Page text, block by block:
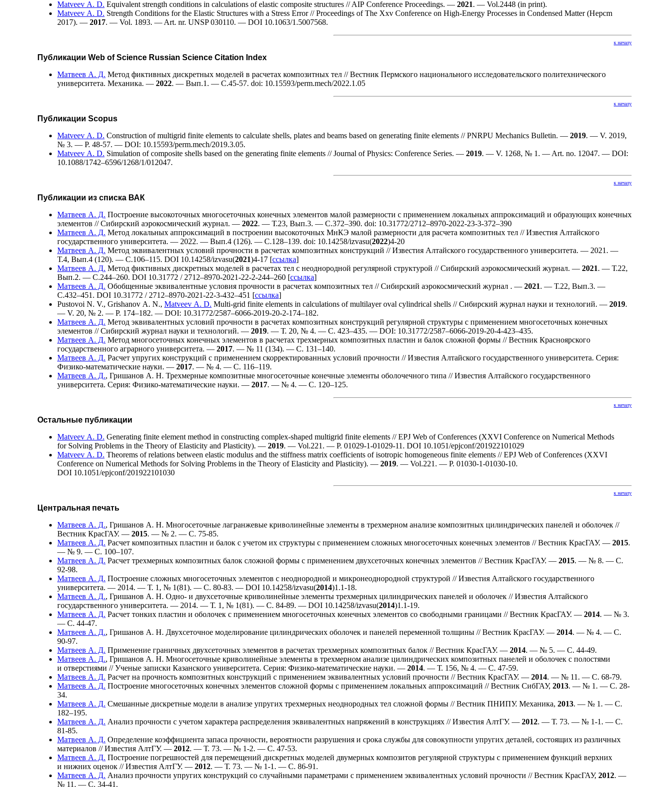
Matveev A. D. Equivalent strength conditions in calculations of elastic composite structures // AIP Conference Proceedings. — 2021. — Vol.2448 (in print).
Matveev A. D. Strength Conditions for the Elastic Structures with a Stress Error // Proceedings of The Xxv Conference on High-Energy Processes in Condensed Matter (Hepcm
2017). — 2017. — Vol. 1893. — Art. nr. UNSP 030110. — DOI 10.1063/1.5007568.
к началу
Публикации Web of Science Russian Science Citation Index
Матвеев А. Д. Метод фиктивных дискретных моделей в расчетах композитных тел // Вестник Пермского национального исследовательского политехнического
университета. Механика. — 2022. — Вып.1. — C.45-57. doi: 10.15593/perm.mech/2022.1.05
к началу
Публикации Scopus
Matveev A. D. Construction of multigrid finite elements to calculate shells, plates and beams based on generating finite elements // PNRPU Mechanics Bulletin. — 2019. — V. 2019,
№ 3. — P. 48-57. — DOI: 10.15593/perm.mech/2019.3.05.
Matveev A. D. Simulation of composite shells based on the generating finite elements // Journal of Physics: Conference Series. — 2019. — V. 1268, № 1. — Art. no. 12047. — DOI:
10.1088/1742–6596/1268/1/012047.
к началу
Публикации из списка ВАК
Матвеев А. Д. Построение высокоточных многосеточных конечных элементов малой размерности с применением локальных аппроксимаций и образующих конечных
элементов // Сибирский аэрокосмический журнал. — 2022. — Т.23, Вып.3. — C.372–390. doi: 10.31772/2712–8970-2022-23-3-372–390
Матвеев А. Д. Метод локальных аппроксимаций в построении высокоточных МнКЭ малой размерности для расчета композитных тел // Известия Алтайского
государственного университета. — 2022. — Вып.4 (126). — C.1 28–139. doi: 10.14258/izvasu(2022)4-20
Матвеев А. Д. Метод эквивалентных условий прочности в расчетах композитных конструкций // Известия Алтайского государственного университета. — 2021. —
Т.4, Вып.4 (120). — C.106–115. DOI 10.14258/izvasu(2021)4-17 [ссылка]
Матвеев А. Д. Метод фиктивных дискретных моделей в расчетах тел с неоднородной регулярной структурой // Сибирский аэрокосмический журнал. — 2021. — Т.22,
Вып.2. — C.244–260. DOI 10.31772 / 2712–8970-2021-22-2-244–260 [ссылка]
Матвеев А. Д. Обобщенные эквивалентные условия прочности в расчетах композитных тел // Сибирский аэрокосмический журнал . — 2021. — Т.22, Вып.3. —
C.432–451 . DOI 10.31772 / 2712–8970-2021-22-3-432–451 [ссылка]
Pustovoi N. V., Grishanov A. N., Matveev A. D. Multi-grid finite elements in calculations of multilayer oval cylindrical shells // Сибирский журнал науки и технологий. — 2019.
— V. 20, № 2. — P. 1 74–182. — DOI: 10.31772/2587–6066-2019-20-2-1 74–182.
Матвеев А. Д. Метод эквивалентных условий прочности в расчетах композитных конструкций регулярной структуры с применением многосеточных конечных
элементов // Сибирский журнал науки и технологий. — 2019. — Т. 20, № 4. — С. 423–435. — DOI: 10.31772/2587–6066-2019-20-4-423–435.
Матвеев А. Д. Метод многосеточных конечных элементов в расчетах трехмерных композитных пластин и балок сложной формы // Вестник Красноярского
государственного аграрного университета. — 2017. — № 11 (134). — С. 131–140.
Матвеев А. Д. Расчет упругих конструкций с применением скорректированных условий прочности // Известия Алтайского государственного университета. Серия:
Физико-математические науки. — 2017. — № 4. — С. 116–119.
Матвеев А. Д., Гришанов А. Н. Трехмерные композитные многосеточные конечные элементы оболочечного типа // Известия Алтайского государственного
университета. Серия: Физико-математические науки. — 2017. — № 4. — С. 1 20–125.
к началу
Остальные публикации
Matveev A. D. Generating finite element method in constructing complex-shaped multigrid finite elements // EPJ Web of Conferences (XXVI Conference on Numerical Methods
for Solving Problems in the Theory of Elasticity and Plasticity). — 2019. — Vol.221. — P. 01029-1-01029-11. DOI 10.1051/epjconf/201922101029
Matveev A. D. Theorems of relations between elastic modulus and the stiffness matrix coefficients of isotropic homogeneous finite elements // EPJ Web of Conferences (XXVI
Conference on Numerical Methods for Solving Problems in the Theory of Elasticity and Plasticity). — 2019. — Vol.221. — P. 01030-1-01030-10.
DOI 10.1051/epjconf/201922101030
к началу
Центральная печать
Матвеев А. Д., Гришанов А. Н. Многосеточные лагранжевые криволинейные элементы в трехмерном анализе композитных цилиндрических панелей и оболочек //
Вестник КрасГАУ. — 2015. — № 2. — С. 75-85.
Матвеев А. Д. Расчет композитных пластин и балок с учетом их структуры с применением сложных многосеточных конечных элементов // Вестник КрасГАУ. — 2015.
— № 9. — С. 100–107.
Матвеев А. Д. Расчет трехмерных композитных балок сложной формы с применением двухсеточных конечных элементов // Вестник КрасГАУ. — 2015. — № 8. — С.
92-98.
Матвеев А. Д. Построение сложных многосеточных элементов с неоднородной и микронеоднородной структурой // Известия Алтайского государственного
университета. — 2014. — Т. 1, № 1(81). — С. 80-83. — DOI 10.14258/izvasu(2014)1.1-18.
Матвеев А. Д., Гришанов А. Н. Одно- и двухсеточные криволинейные элементы трехмерных цилиндрических панелей и оболочек // Известия Алтайского
государственного университета. — 2014. — Т. 1, № 1(81). — С. 84-89. — DOI 10.14258/izvasu(2014)1.1-19.
Матвеев А. Д. Расчет тонких пластин и оболочек с применением многосеточных конечных элементов со свободными границами // Вестник КрасГАУ. — 2014. — № 3.
— С. 44-47.
Матвеев А. Д., Гришанов А. Н. Двухсеточное моделирование цилиндрических оболочек и панелей переменной толщины // Вестник КрасГАУ. — 2014. — № 4. — С.
90-97.
Матвеев А. Д. Применение граничных двухсеточных элементов в расчетах трехмерных композитных балок // Вестник КрасГАУ. — 2014. — № 5. — С. 44-49.
Матвеев А. Д., Гришанов А. Н. Многосеточные криволинейные элементы в трехмерном анализе цилиндрических композитных панелей и оболочек с полостями
и отверстиями // Ученые записки Казанского университета. Серия: Физико-математические науки. — 2014. — Т. 156, № 4. — С. 47-59.
Матвеев А. Д. Расчет на прочность композитных конструкций с применением эквивалентных условий прочности // Вестник КрасГАУ. — 2014. — № 11. — С. 68-79.
Матвеев А. Д. Построение многосеточных конечных элементов сложной формы с применением локальных аппроксимаций // Вестник СибГАУ, 2013. — № 1. — С. 28-
34.
Матвеев А. Д. Смешанные дискретные модели в анализе упругих трехмерных неоднородных тел сложной формы // Вестник ПНИПУ. Механика, 2013. — № 1. — С.
182–195.
Матвеев А. Д. Анализ прочности с учетом характера распределения эквивалентных напряжений в конструкциях // Известия АлтГУ. — 2012. — Т. 73. — № 1-1. — С.
81-85.
Матвеев А. Д. Определение коэффициента запаса прочности, вероятности разрушения и срока службы для совокупности упругих деталей, состоящих из различных
материалов // Известия АлтГУ. — 2012. — Т. 73. — № 1-2. — С. 47-53.
Матвеев А. Д. Построение погрешностей для перемещений дискретных моделей двумерных композитов регулярной структуры с применением функций верхних
и нижних оценок // Известия АлтГУ. — 2012. — Т. 73. — № 1-1. — С. 86-91.
Матвеев А. Д. Анализ прочности упругих конструкций со случайными параметрами с применением эквивалентных условий прочности // Вестник КрасГАУ, 2012. —
№ 11. — С. 34-41.